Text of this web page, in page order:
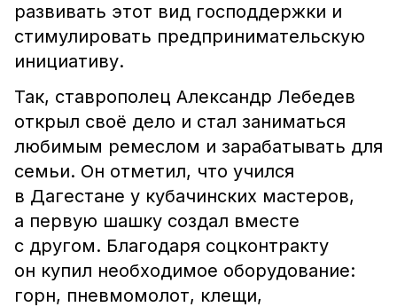
развивать этот вид господдержки и
стимулировать предпринимательскую
инициативу.
Так, ставрополец Александр Лебедев
открыл своё дело и стал заниматься
любимым ремеслом и зарабатывать для
семьи. Он отметил, что учился
в Дагестане у кубачинских мастеров,
а первую шашку создал вместе
с другом. Благодаря соцконтракту
он купил необходимое оборудование:
горн, пневмомолот, клещи,